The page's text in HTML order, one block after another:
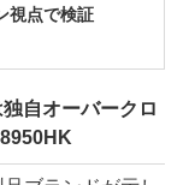
視点で検証
自オーバークロ